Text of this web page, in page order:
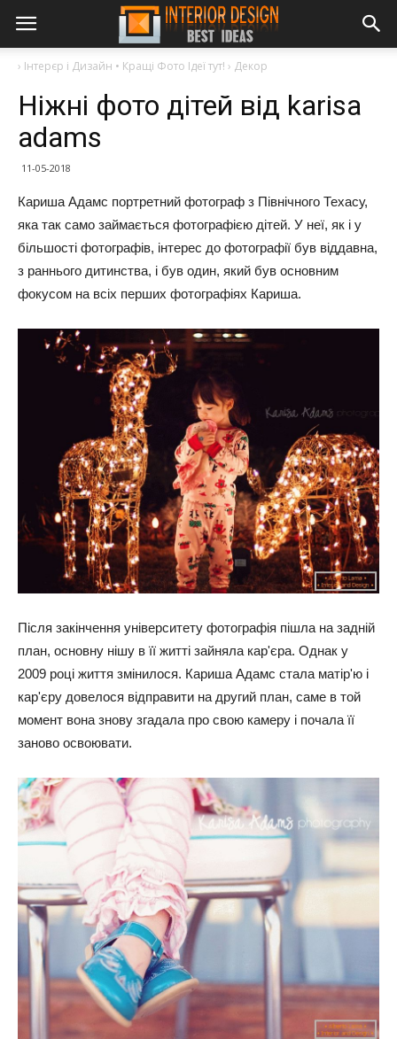
› Інтерєр і Дизайн • Кращі Фото Ідеї тут! › Декор
Ніжні фото дітей від karisa
adams
11-05-2018
Кариша Адамс портретний фотограф з Північного Техасу,
яка так само займається фотографією дітей. У неї, як і у
більшості фотографів, інтерес до фотографії був віддавна,
з раннього дитинства, і був один, який був основним
фокусом на всіх перших фотографіях Кариша.
Після закінчення університету фотографія пішла на задній
план, основну нішу в її житті зайняла кар'єра. Однак у
2009 році життя змінилося. Кариша Адамс стала матір'ю і
кар'єру довелося відправити на другий план, саме в той
момент вона знову згадала про свою камеру і почала її
заново освоювати.